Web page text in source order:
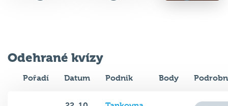
Odehrané kvízy
Pořadí Datum Podnik Body